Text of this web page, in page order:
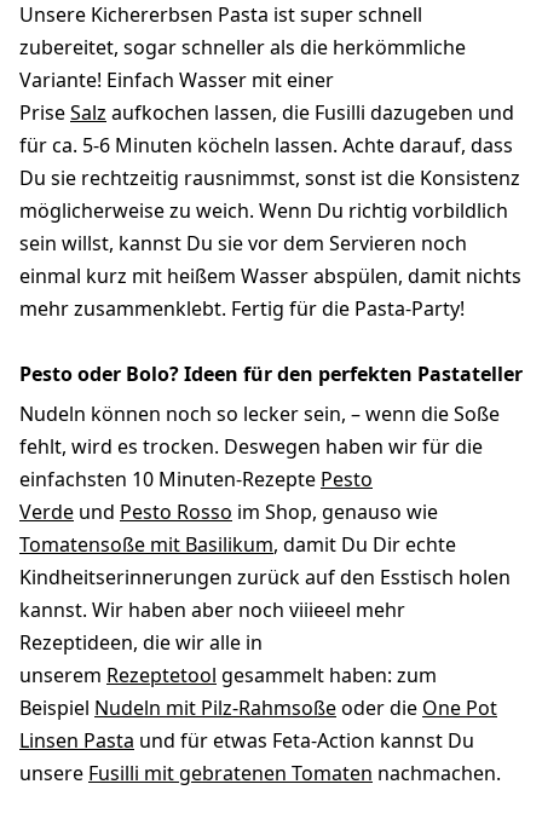
Unsere Kichererbsen Pasta ist super schnell
zubereitet, sogar schneller als die herkömmliche
Variante! Einfach Wasser mit einer
PriseSalz aufkochen lassen, die Fusilli dazugeben und
für ca. 5-6 Minuten köcheln lassen. Achte darauf, dass
Du sie rechtzeitig rausnimmst, sonst ist die Konsistenz
möglicherweise zu weich. Wenn Du richtig vorbildlich
sein willst, kannst Du sie vor dem Servieren noch
einmal kurz mit heißem Wasser abspülen, damit nichts
mehr zusammenklebt. Fertig für die Pasta-Party!
Pesto oder Bolo? Ideen für den perfekten Pastateller
Nudeln können noch so lecker sein, – wenn die Soße
fehlt, wird es trocken. Deswegen haben wir für die
einfachsten 10 Minuten-Rezepte Pesto
Verde und Pesto Rosso im Shop, genauso wie
Tomatensoße mit Basilikum, damit Du Dir echte
Kindheitserinnerungen zurück auf den Esstisch holen
kannst. Wir haben aber noch viiieeel mehr
Rezeptideen, die wir alle in
unserem Rezeptetool gesammelt haben: zum
Beispiel Nudeln mit Pilz-Rahmsoßeoder die One Pot
Linsen Pasta und für etwas Feta-Action kannst Du
unsere Fusilli mit gebratenen Tomaten nachmachen.